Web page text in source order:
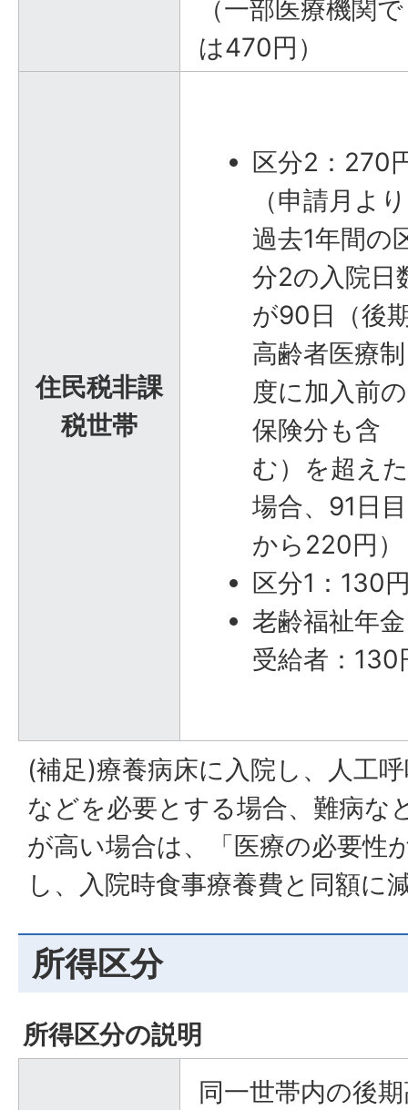
（一部医療機関で
は470円）
住民税非課
税世帯
区分2：270
（申請月より
過去1年間の
分2の入院日
が90日（後
高齢者医療制
度に加入前の
保険分も含
む）を超え
場合、91日目
から220円）
区分1：130
老齢福祉年金
受給者：130
(補足)療養病床に入院し、人工
などを必要とする場合、難病な
が高い場合は、「医療の必要性
し、入院時食事療養費と同額に
所得区分
所得区分の説明
同一世帯内の後